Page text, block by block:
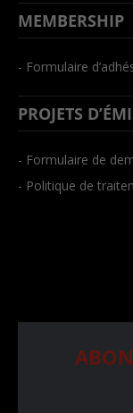
MEMBERSHIP
- Formulaire
PROJETS
- Formulaire de
- Politique de